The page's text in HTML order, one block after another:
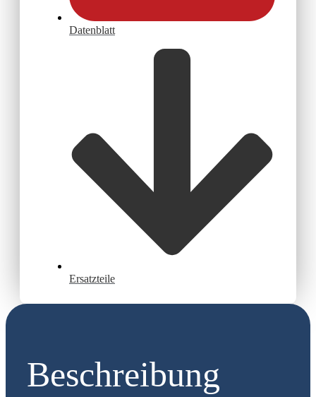
Datenblatt
Ersatzteile
Beschreibung